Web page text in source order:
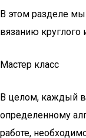
В этом разделе
вязанию круглого
Мастер класс
В целом, каждый
определенному
работе,